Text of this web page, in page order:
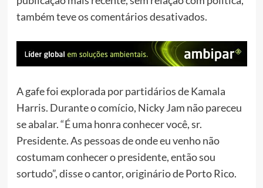
também teve os comentários desativados.
A gafe foi explorada por partidários de Kamala
Harris. Durante o comício, Nicky Jam não pareceu
se abalar. “É uma honra conhecer você, sr.
Presidente. As pessoas de onde eu venho não
costumam conhecer o presidente, então sou
sortudo”, disse o cantor, originário de Porto Rico.